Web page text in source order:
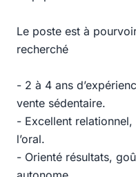
Le poste est à
recherché
- 2 à 4 ans
vente sédentaire.
- Excellent relationnel,
l’oral.
- Orienté résultats,